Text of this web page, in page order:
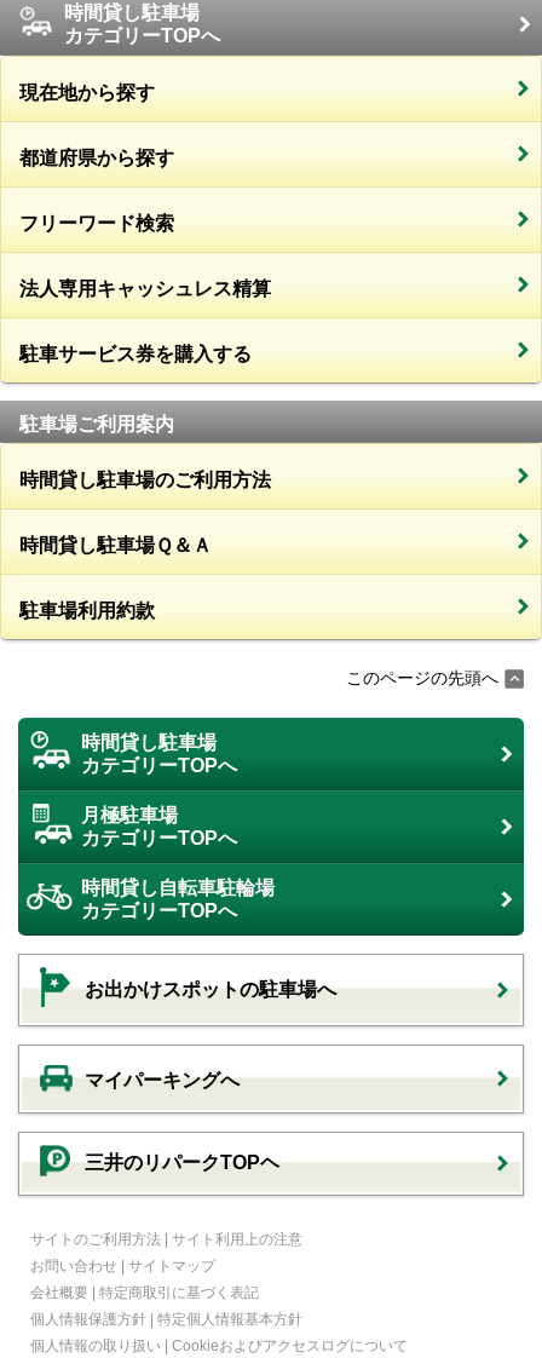
時間貸し駐車場
カテゴリーTOPへ
現在地から探す
都道府県から探す
フリーワード検索
法人専用キャッシュレス精算
駐車サービス券を購入する
駐車場ご利用案内
時間貸し駐車場のご利用方法
時間貸し駐車場Ｑ＆Ａ
駐車場利用約款
このページの先頭へ
時間貸し駐車場
カテゴリーTOPへ
月極駐車場
カテゴリーTOPへ
時間貸し自転車駐輪場
カテゴリーTOPへ
お出かけスポットの駐車場へ
マイパーキングへ
三井のリパークTOPヘ
サイトのご利用方法 | サイト利用上の注意
お問い合わせ | サイトマップ
会社概要 | 特定商取引に基づく表記
個人情報保護方針 | 特定個人情報基本方針
個人情報の取り扱い | Cookieおよびアクセスログについて